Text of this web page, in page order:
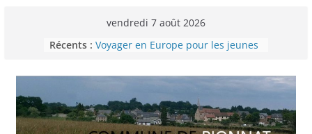
vendredi 7 août 2026
Récents :
Permanence France Lyme
Voyager en Europe pour les jeunes
Liste des délibérations du conseil
municipal en date du 5/12/2024
Liste des délibérations du conseil
municipal du 29 novembre 2024